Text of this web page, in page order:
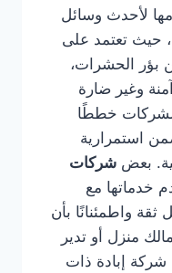
لأحدث وسائل
حيث تعتمد على
بؤر الحشرات،
وغير ضارة
خططًا
استمرارية
بعض شركات
خدماتها مع
واطمئنانًا بأن
منزل أو تدير
شركة إبادة ذات